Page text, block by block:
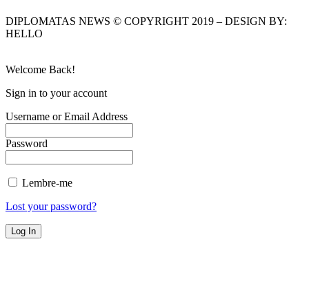
DIPLOMATAS NEWS © COPYRIGHT 2019 – DESIGN BY:
HELLO
Welcome Back!
Sign in to your account
Username or Email Address
Password
Lembre-me
Lost your password?